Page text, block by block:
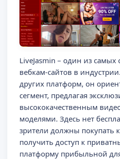
LiveJasmin – один из
вебкам-сайтов в
других платформ, он
сегмент, предлагая
высококачественным
моделями. Здесь нет
зрители должны покупать
получить доступ к
платформу прибыльной